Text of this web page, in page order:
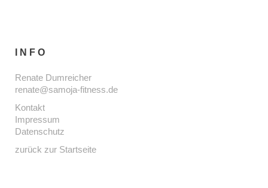
INFO
Renate Dumreicher
renate@samoja-fitness.de
Kontakt
Impressum
Datenschutz
zurück zur Startseite